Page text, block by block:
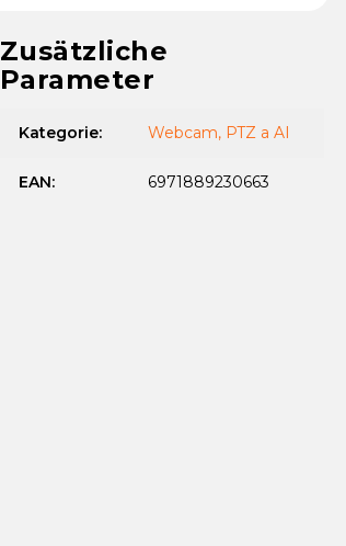
Zusätzliche
Parameter
Kategorie: Webcam, PTZ a AI
EAN: 6971889230663